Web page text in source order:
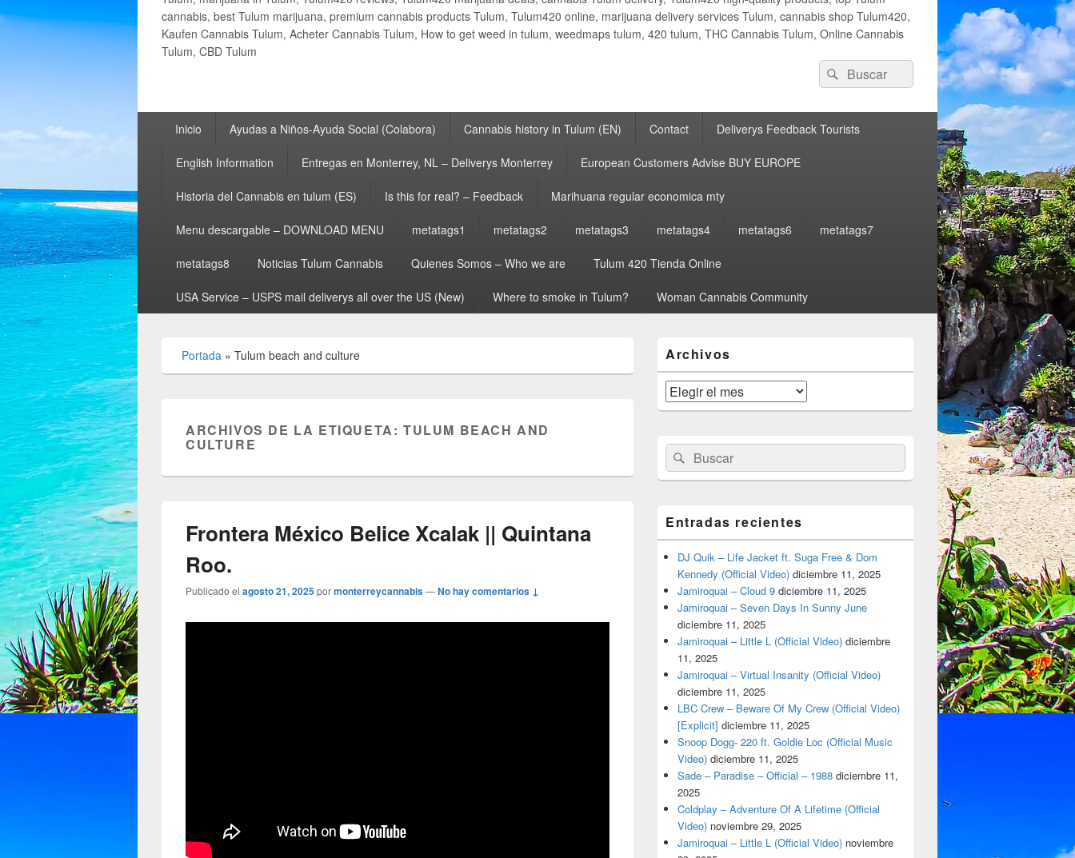
cannabis, best Tulum marijuana, premium cannabis products Tulum, Tulum420 online, marijuana delivery services Tulum, cannabis shop Tulum420,
Kaufen Cannabis Tulum, Acheter Cannabis Tulum, How to get weed in tulum, weedmaps tulum, 420 tulum, THC Cannabis Tulum, Online Cannabis
Tulum, CBD Tulum
Buscar
por:
Buscar
principalInicio Ayudas a Niños-Ayuda Social (Colabora) Cannabis history in Tulum (EN) Contact Deliverys Feedback Tourists
English Information Entregas en Monterrey, NL – Deliverys Monterrey European Customers Advise BUY EUROPE
Historia del Cannabis en tulum (ES) Is this for real? – Feedback Marihuana regular economica mty
Menu descargable – DOWNLOAD MENU metatags1 metatags2 metatags3 metatags4 metatags6 metatags7
metatags8 Noticias Tulum Cannabis Quienes Somos – Who we are Tulum 420 Tienda Online
USA Service – USPS mail deliverys all over the US (New) Where to smoke in Tulum? Woman Cannabis Community
Portada » Tulum beach and culture
ARCHIVOS DE LA ETIQUETA:TULUM BEACH AND
CULTURE
Frontera México Belice Xcalak || Quintana
Roo.
Publicado el agosto 21, 2025pormonterreycannabis—No hay comentarios ↓
área
de
widget
barra
lateral
Archivos
Archivos
Buscar
por:
Buscar
Entradas recientes
DJ Quik – Life Jacket ft. Suga Free & Dom
Kennedy (Official Video) diciembre 11, 2025
Jamiroquai – Cloud 9 diciembre 11, 2025
Jamiroquai – Seven Days In Sunny June
diciembre 11, 2025
Jamiroquai – Little L (Official Video) diciembre
11, 2025
Jamiroquai – Virtual Insanity (Official Video)
diciembre 11, 2025
LBC Crew – Beware Of My Crew (Official Video)
[Explicit] diciembre 11, 2025
Snoop Dogg- 220 ft. Goldie Loc (Official Music
Video) diciembre 11, 2025
Sade – Paradise – Official – 1988 diciembre 11,
2025
Coldplay – Adventure Of A Lifetime (Official
Video) noviembre 29, 2025
Jamiroquai – Little L (Official Video) noviembre